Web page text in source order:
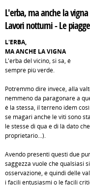
L'erba, ma anche la
Lavori notturni - Le
L'ERBA,
MA ANCHE LA VIGNA
L'erba del vicino, si sa, é
sempre più verde.
Potremmo dire invece, alla
nemmeno da paragonare a
é la stessa, il terreno idem
se magari anche le viti sono
le stesse di qua e di là dato
proprietario...).
Avendo presenti questi due
saggezza vuole che qualsiasi
osservazione, e quindi delle
i facili entusiasmi o le facili